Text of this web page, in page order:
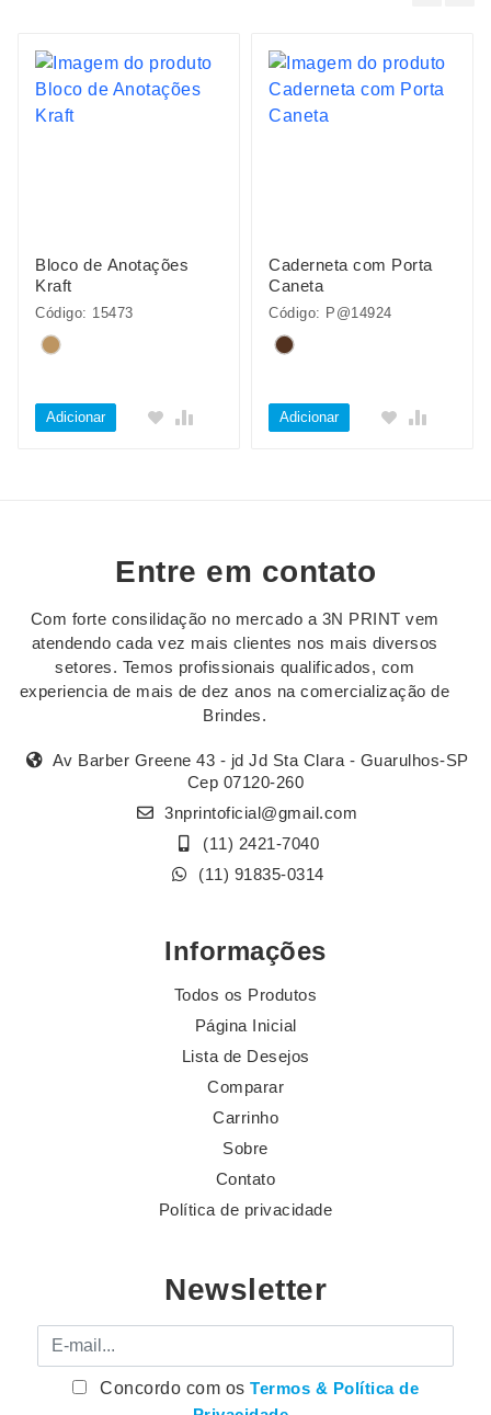
Bloco de Anotações
Kraft
Código: 15473
Adicionar
Caderneta com Porta
Caneta
Código: P@14924
Adicionar
Entre em contato
Com forte consilidação no mercado a 3N PRINT vem
atendendo cada vez mais clientes nos mais diversos
setores. Temos profissionais qualificados, com
experiencia de mais de dez anos na comercialização de
Brindes.
Av Barber Greene 43 - jd Jd Sta Clara - Guarulhos-SP
Cep 07120-260
3nprintoficial@gmail.com
(11) 2421-7040
(11) 91835-0314
Informações
Todos os Produtos
Página Inicial
Lista de Desejos
Comparar
Carrinho
Sobre
Contato
Política de privacidade
Newsletter
E-mail
Concordo com osTermos & Política de